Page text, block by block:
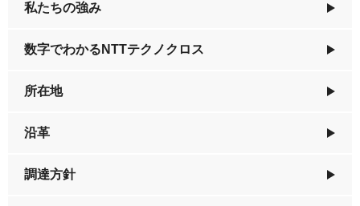
私たちの強み
数字でわかるNTTテクノクロス
所在地
沿革
調達方針